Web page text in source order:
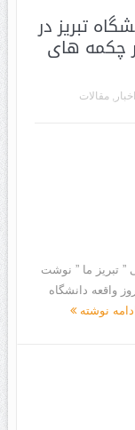
دانشگاه تبریز در
چکمه های
اخبار
مقالات
تبریز ما ” نوشت
واقعه دانشگاه
ادامه نوشته